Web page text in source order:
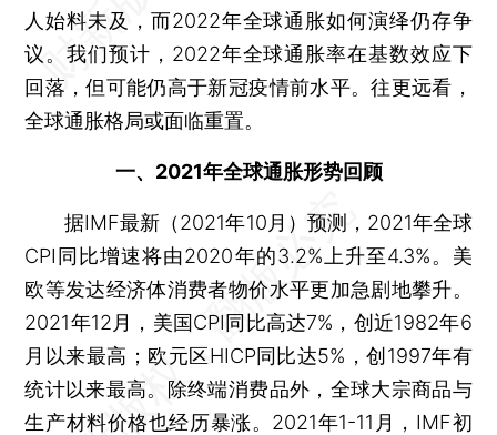
人始料未及，而2022年全球通胀如何演绎仍存争
议。我们预计，2022年全球通胀率在基数效应下
回落，但可能仍高于新冠疫情前水平。往更远看，
全球通胀格局或面临重置。
一、2021年全球通胀形势回顾
据IMF最新（2021年10月）预测，2021年全球
CPI同比增速将由2020年的3.2%上升至4.3%。美
欧等发达经济体消费者物价水平更加急剧地攀升。
2021年12月，美国CPI同比高达7%，创近1982年6
月以来最高；欧元区HICP同比达5%，创1997年有
统计以来最高。除终端消费品外，全球大宗商品与
生产材料价格也经历暴涨。2021年1-11月，IMF初